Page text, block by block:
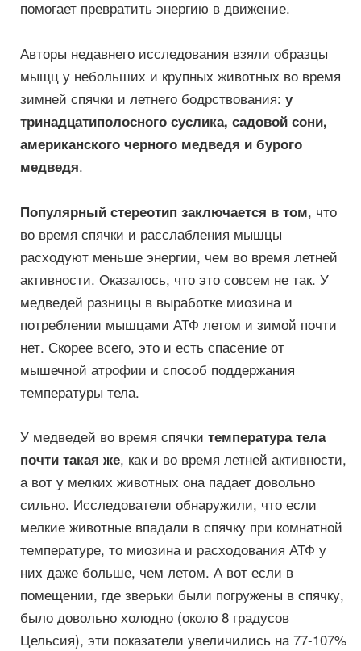
помогает превратить энергию в движение.
Авторы недавнего исследования взяли образцы
мыщц у небольших и крупных животных во время
зимней спячки и летнего бодрствования: у
тринадцатиполосного суслика, садовой сони,
американского черного медведя и бурого
медведя.
Популярный стереотип заключается в том, что
во время спячки и расслабления мышцы
расходуют меньше энергии, чем во время летней
активности. Оказалось, что это совсем не так. У
медведей разницы в выработке миозина и
потреблении мышцами АТФ летом и зимой почти
нет. Скорее всего, это и есть спасение от
мышечной атрофии и способ поддержания
температуры тела.
У медведей во время спячки температура тела
почти такая же, как и во время летней активности,
а вот у мелких животных она падает довольно
сильно. Исследователи обнаружили, что если
мелкие животные впадали в спячку при комнатной
температуре, то миозина и расходования АТФ у
них даже больше, чем летом. А вот если в
помещении, где зверьки были погружены в спячку,
было довольно холодно (около 8 градусов
Цельсия), эти показатели увеличились на77-107%